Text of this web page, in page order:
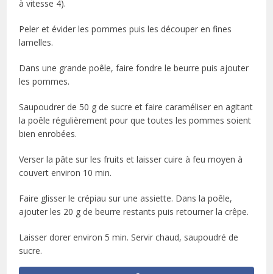
à vitesse 4).
Peler et évider les pommes puis les découper en fines
lamelles.
Dans une grande poêle, faire fondre le beurre puis ajouter
les pommes.
Saupoudrer de 50 g de sucre et faire caraméliser en agitant
la poêle régulièrement pour que toutes les pommes soient
bien enrobées.
Verser la pâte sur les fruits et laisser cuire à feu moyen à
couvert environ 10 min.
Faire glisser le crépiau sur une assiette. Dans la poêle,
ajouter les 20 g de beurre restants puis retourner la crêpe.
Laisser dorer environ 5 min. Servir chaud, saupoudré de
sucre.